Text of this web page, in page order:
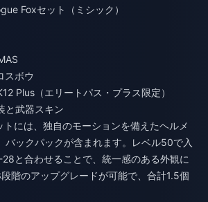
Foxセット（ミシック）
スボウ
Plus（エリートパス・プラス限定）
と武器スキン
には、独自のモーションを備えたヘルメ
バックパックが含まれます。レベル50で入
と合わせることで、統一感のある外観に
階のアップグレードが可能で、合計1.5個